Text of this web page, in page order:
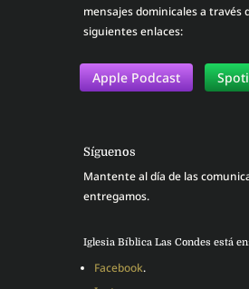
mensajes dominicales a través
siguientes enlaces:
Apple Podcast
Síguenos
Mantente al día de las
entregamos.
Iglesia Bíblica Las Condes está
Facebook.